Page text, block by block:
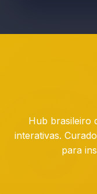
Hub brasileiro
interativas.
para